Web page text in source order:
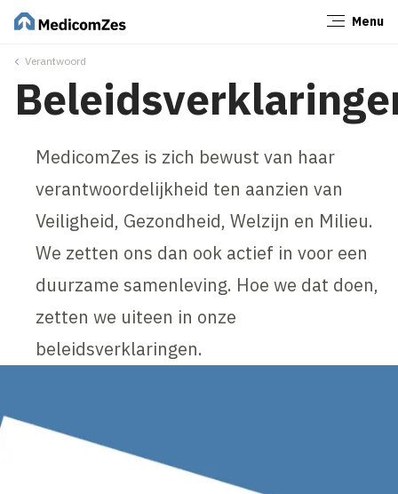
Menu
Verantwoord
MedicomZes is zich bewust van haar
verantwoordelijkheid ten aanzien van
Veiligheid, Gezondheid, Welzijn en Milieu.
We zetten ons dan ook actief in voor een
duurzame samenleving. Hoe we dat doen,
zetten we uiteen in onze
beleidsverklaringen.
Sluiten